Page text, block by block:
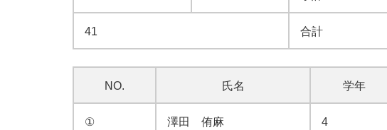
41 合計
NO. 氏名 学年
① 澤田 侑麻 4